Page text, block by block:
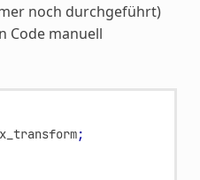
noch durchgeführt)
Code manuell
;